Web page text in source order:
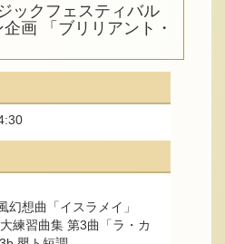
ックフェスティバル
画 「ブリリアント・
想曲「イスラメイ」
練習曲集 第3曲「ラ・カ